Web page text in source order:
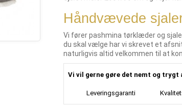
Håndvævede
Vi fører pashmina tørklæder og
du skal vælge har vi skrevet et
naturligvis altid velkommen til at
Vi vil gerne gøre det nemt og trygt
Leveringsgaranti